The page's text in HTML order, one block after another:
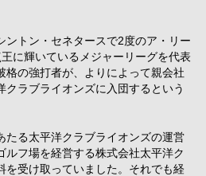
トン・セネタースで2度のア・リー
に輝いているメジャーリーグを代表
格の強打者が、よりによって親会社
クラブライオンズに入団するという
る太平洋クラブライオンズの運営
ルフ場を経営する株式会社太平洋ク
を受け取っていました。それでも経